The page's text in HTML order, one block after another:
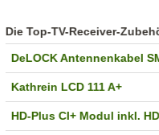
Die Top-TV-Receiver-
DeLOCK Antennenkabel
Kathrein LCD 111 A+
HD-Plus CI+ Modul inkl.